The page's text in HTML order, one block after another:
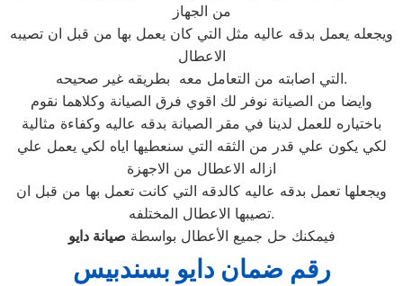
من الجهاز
ويجعله يعمل بدقه عاليه مثل التي كان يعمل بها من قبل ان تصيبه
الاعطال
التي اصابته من التعامل معه بطريقه غير صحيحه.
وايضا من الصيانة نوفر لك اقوي فرق الصيانة وكلاهما نقوم
باختياره للعمل لدينا في مقر الصيانة بدقه عاليه وكفاءة مثالية
لكي يكون علي قدر من الثقه التي سنعطيها اياه لكي يعمل علي
ازاله الاعطال من الاجهزة
ويجعلها تعمل بدقه عاليه كالدقه التي كانت تعمل بها من قبل ان
تصيبها الاعطال المختلفه.
فيمكنك حل جميع الأعطال بواسطة صيانة دايو
رقم ضمان دايو بسندبيس